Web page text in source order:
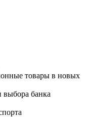
товары в новых
банка